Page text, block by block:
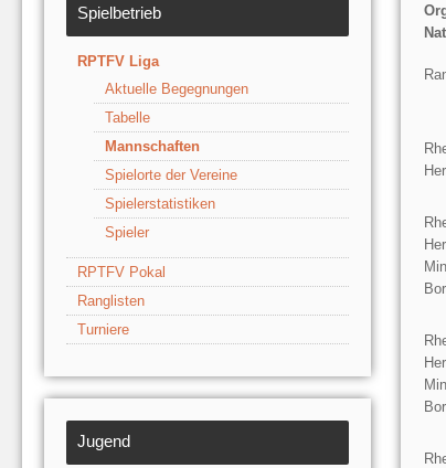
Spielbetrieb
RPTFV Liga
Aktuelle Begegnungen
Tabelle
Mannschaften
Spielorte der Vereine
Spielerstatistiken
Spieler
RPTFV Pokal
Ranglisten
Turniere
Jugend